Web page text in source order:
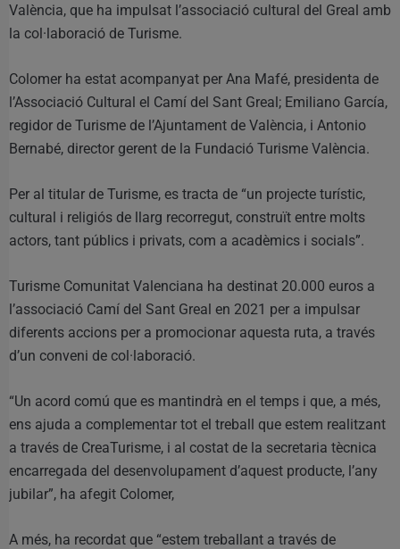
València, que ha impulsat l’associació cultural del Greal amb
la col·laboració de Turisme.
Colomer ha estat acompanyat per Ana Mafé, presidenta de
l’Associació Cultural el Camí del Sant Greal; Emiliano García,
regidor de Turisme de l’Ajuntament de València, i Antonio
Bernabé, director gerent de la Fundació Turisme València.
Per al titular de Turisme, es tracta de “un projecte turístic,
cultural i religiós de llarg recorregut, construït entre molts
actors, tant públics i privats, com a acadèmics i socials”.
Turisme Comunitat Valenciana ha destinat 20.000 euros a
l’associació Camí del Sant Greal en 2021 per a impulsar
diferents accions per a promocionar aquesta ruta, a través
d’un conveni de col·laboració.
“Un acord comú que es mantindrà en el temps i que, a més,
ens ajuda a complementar tot el treball que estem realitzant
a través de CreaTurisme, i al costat de la secretaria tècnica
encarregada del desenvolupament d’aquest producte, l’any
jubilar”, ha afegit Colomer,
A més, ha recordat que “estem treballant a través de